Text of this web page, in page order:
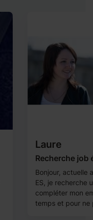
Laure
Recherche job
Bonjour, actuelle
ES, je recherche
compléter mon
temps et pour ne